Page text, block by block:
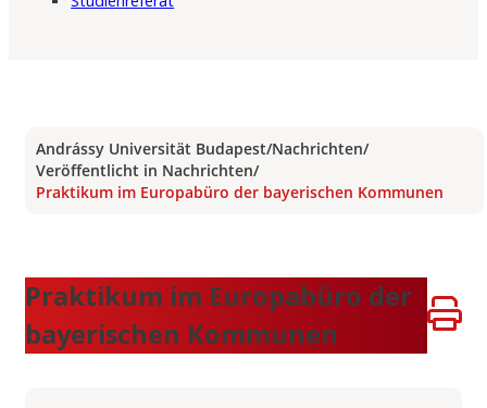
Andrássy Universität Budapest/Nachrichten/
Veröffentlicht in Nachrichten/
Praktikum im Europabüro der bayerischen Kommunen
Praktikum im Europabüro der
bayerischen Kommunen